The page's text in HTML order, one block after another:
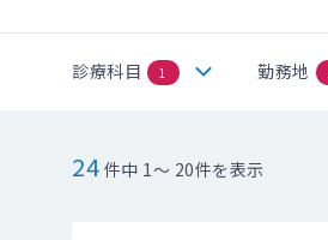
診療科目 1 勤務地
24 件中 1～ 20件を表示